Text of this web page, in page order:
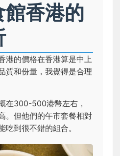
香港的
港的價格在香港算是中上
質和份量，我覺得是合理
在300-500港幣左右，
。但他們的午市套餐相對
吃到很不錯的組合。